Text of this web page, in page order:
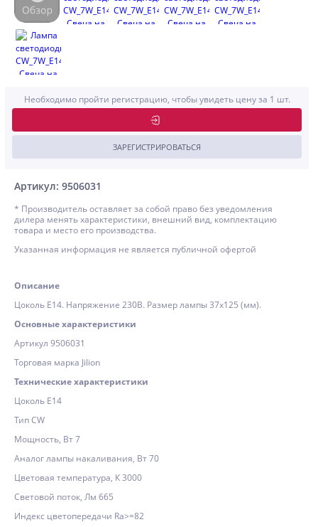
Артикул: 9506031
Необходимо пройти регистрацию, чтобы увидеть цену за 1 шт.
ЗАРЕГИСТРИРОВАТЬСЯ
* Производитель оставляет за собой право без уведомления
дилера менять характеристики, внешний вид, комплектацию
товара и место его производства.
Указанная информация не является публичной офертой
Описание
Цоколь E14. Напряжение 230В. Размер лампы 37х125 (мм).
Основные характеристики
Артикул 9506031
Торговая марка Jilion
Технические характеристики
Цоколь E14
Тип CW
Мощность, Вт 7
Аналог лампы накаливания, Вт 70
Цветовая температура, К 3000
Световой поток, Лм 665
Индекс цветопередачи Ra>=82